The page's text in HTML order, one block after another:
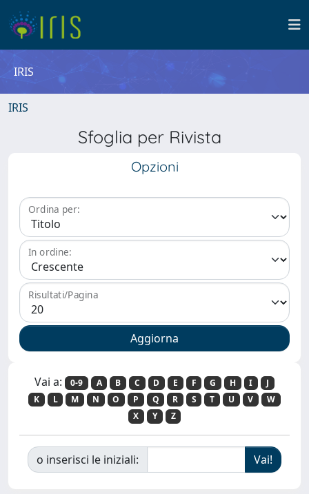
IRIS
IRIS
Sfoglia per Rivista
Opzioni
Ordina per:
In ordine:
Risultati/Pagina
Vai a: 0-9 A B C D E F G H I
J
K
L M N O P Q R S T U V
W
X
Y Z
o inserisci le iniziali: